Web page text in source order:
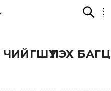
ЧИЙГШҮҮЛЭХ БАГЦ